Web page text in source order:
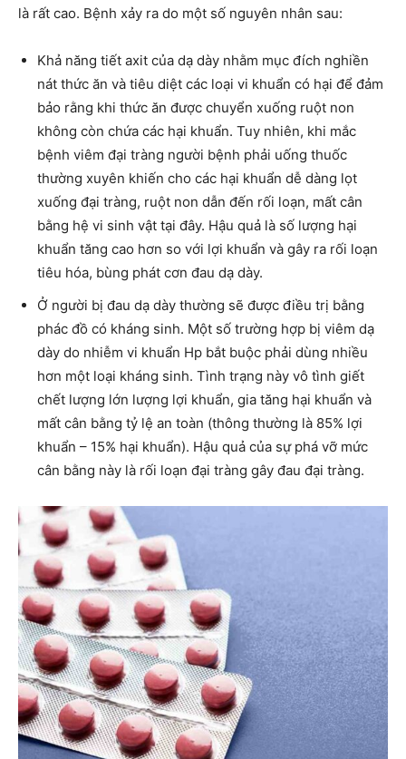
là rất cao. Bệnh xảy ra do một số nguyên nhân sau:
Khả năng tiết axit của dạ dày nhằm mục đích nghiền
nát thức ăn và tiêu diệt các loại vi khuẩn có hại để đảm
bảo rằng khi thức ăn được chuyển xuống ruột non
không còn chứa các hại khuẩn. Tuy nhiên, khi mắc
bệnh viêm đại tràng người bệnh phải uống thuốc
thường xuyên khiến cho các hại khuẩn dễ dàng lọt
xuống đại tràng, ruột non dẫn đến rối loạn, mất cân
bằng hệ vi sinh vật tại đây. Hậu quả là số lượng hại
khuẩn tăng cao hơn so với lợi khuẩn và gây ra rối loạn
tiêu hóa, bùng phát cơn đau dạ dày.
Ở người bị đau dạ dày thường sẽ được điều trị bằng
phác đồ có kháng sinh. Một số trường hợp bị viêm dạ
dày do nhiễm vi khuẩn Hp bắt buộc phải dùng nhiều
hơn một loại kháng sinh. Tình trạng này vô tình giết
chết lượng lớn lượng lợi khuẩn, gia tăng hại khuẩn và
mất cân bằng tỷ lệ an toàn (thông thường là 85% lợi
khuẩn – 15% hại khuẩn). Hậu quả của sự phá vỡ mức
cân bằng này là rối loạn đại tràng gây đau đại tràng.